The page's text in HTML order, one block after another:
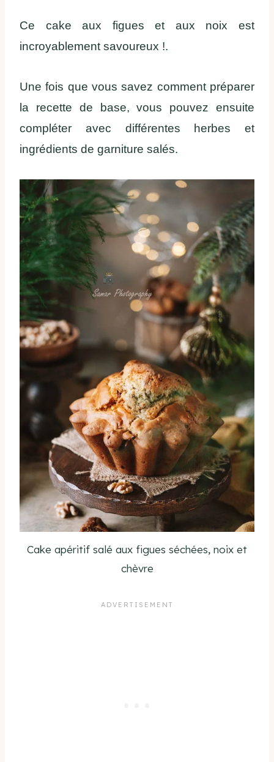
Ce cake aux figues et aux noix est
incroyablement savoureux !.
Une fois que vous savez comment préparer
la recette de base, vous pouvez ensuite
compléter avec différentes herbes et
ingrédients de garniture salés.
Cake apéritif salé aux figues séchées, noix et
chèvre